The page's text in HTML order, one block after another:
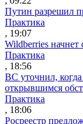
Путин разрешил
Практика
, 19:07
Wildberries начнет
Практика
, 18:56
ВС уточнил,
открывшимся
Практика
, 18:06
Росреестр